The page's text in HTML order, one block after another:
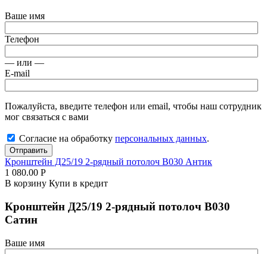
Ваше имя
Телефон
— или —
E-mail
Пожалуйста, введите телефон или email, чтобы наш сотрудник
мог связаться с вами
Согласие на обработку персональных данных.
Отправить
Кронштейн Д25/19 2-рядный потолоч В030 Антик
1 080.00 Р
В корзину Купи в кредит
Кронштейн Д25/19 2-рядный потолоч В030
Сатин
Ваше имя